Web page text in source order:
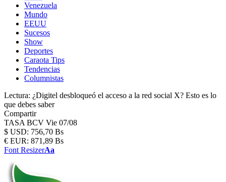
Venezuela
Mundo
EEUU
Sucesos
Show
Deportes
Caraota Tips
Tendencias
Columnistas
Lectura: ¿Digitel desbloqueó el acceso a la red social X? Esto es lo
que debes saber
Compartir
TASA BCV Vie 07/08
$ USD: 756,70 Bs
€ EUR: 871,89 Bs
Font ResizerAa